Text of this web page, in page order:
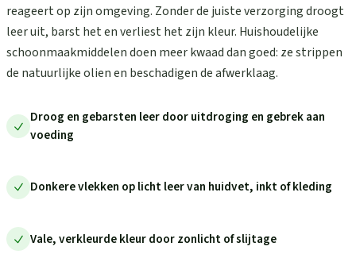
reageert op zijn omgeving. Zonder de juiste verzorging droogt
leer uit, barst het en verliest het zijn kleur. Huishoudelijke
schoonmaakmiddelen doen meer kwaad dan goed: ze strippen
de natuurlijke olien en beschadigen de afwerklaag.
Droog en gebarsten leer door uitdroging en gebrek aan
voeding
Donkere vlekken op licht leer van huidvet, inkt of kleding
Vale, verkleurde kleur door zonlicht of slijtage